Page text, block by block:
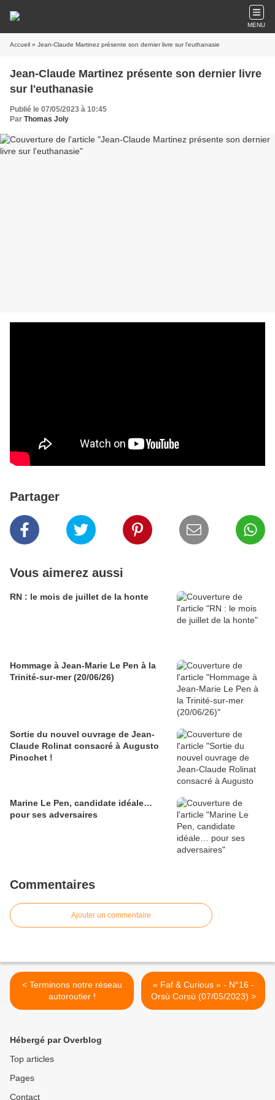
MENU
Accueil » Jean-Claude Martinez présente son dernier livre sur l'euthanasie
Jean-Claude Martinez présente son dernier livre
sur l'euthanasie
Publié le 07/05/2023 à 10:45
Par Thomas Joly
Partager
Vous aimerez aussi
RN : le mois de juillet de la honte
Hommage à Jean-Marie Le Pen à la
Trinité-sur-mer (20/06/26)
Sortie du nouvel ouvrage de Jean-
Claude Rolinat consacré à Augusto
Pinochet !
Marine Le Pen, candidate idéale…
pour ses adversaires
Commentaires
Ajouter un commentaire
< Terminons notre réseau
autoroutier !
« Faf & Curious » - N°16 -
Orsù Corsù (07/05/2023) >
Hébergé par Overblog
Top articles
Pages
Contact